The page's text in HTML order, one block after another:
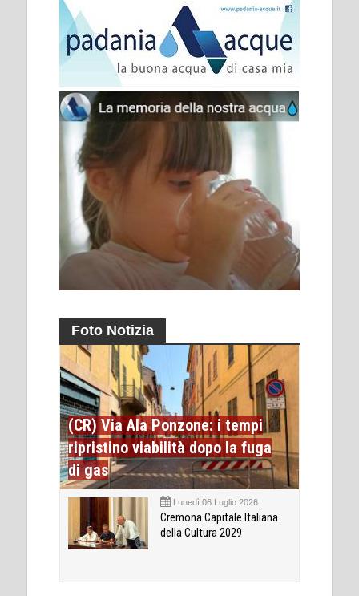
Foto Notizia
(CR) Via Ala Ponzone: i tempi
ripristino viabilità dopo la fuga
di gas
Lunedì 06 Luglio 2026
Cremona Capitale Italiana
della Cultura 2029